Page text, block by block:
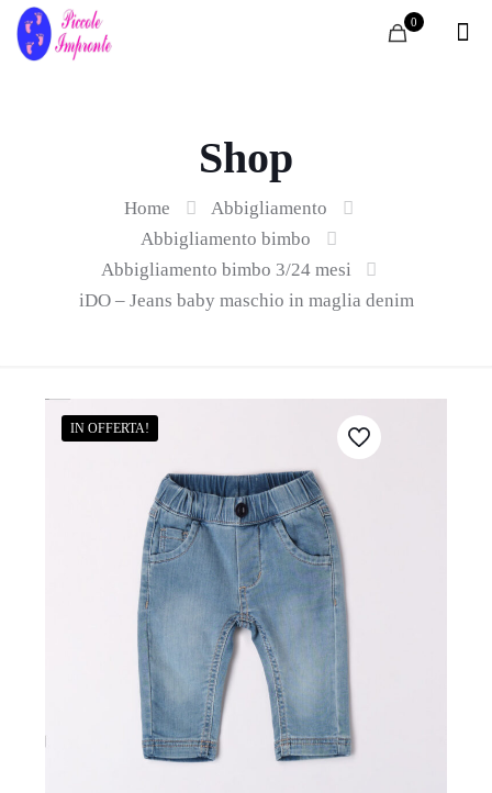
0
Shop
Home
Abbigliamento
Abbigliamento bimbo
Abbigliamento bimbo 3/24 mesi
iDO – Jeans baby maschio in maglia denim
IN OFFERTA!